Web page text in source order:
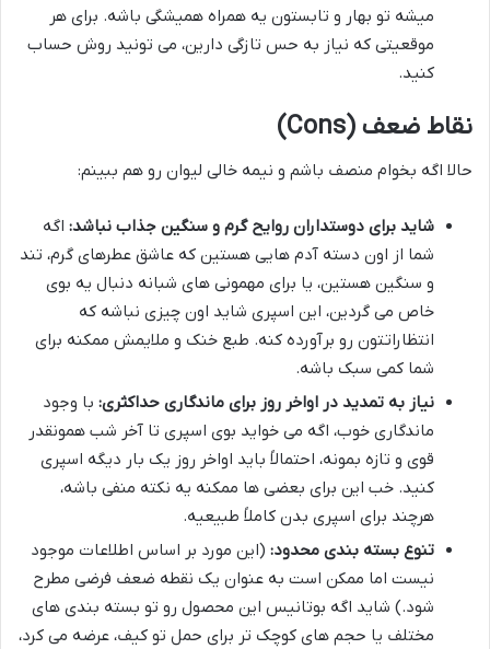
میشه تو بهار و تابستون یه همراه همیشگی باشه. برای هر
موقعیتی که نیاز به حس تازگی دارین، می تونید روش حساب
کنید.
نقاط ضعف (Cons)
حالا اگه بخوام منصف باشم و نیمه خالی لیوان رو هم ببینم:
شاید برای دوستداران روایح گرم و سنگین جذاب نباشد: اگه
شما از اون دسته آدم هایی هستین که عاشق عطرهای گرم، تند
و سنگین هستین، یا برای مهمونی های شبانه دنبال یه بوی
خاص می گردین، این اسپری شاید اون چیزی نباشه که
انتظاراتتون رو برآورده کنه. طبع خنک و ملایمش ممکنه برای
شما کمی سبک باشه.
نیاز به تمدید در اواخر روز برای ماندگاری حداکثری: با وجود
ماندگاری خوب، اگه می خواید بوی اسپری تا آخر شب همونقدر
قوی و تازه بمونه، احتمالاً باید اواخر روز یک بار دیگه اسپری
کنید. خب این برای بعضی ها ممکنه یه نکته منفی باشه،
هرچند برای اسپری بدن کاملاً طبیعیه.
تنوع بسته بندی محدود: (این مورد بر اساس اطلاعات موجود
نیست اما ممکن است به عنوان یک نقطه ضعف فرضی مطرح
شود.) شاید اگه بوتانیس این محصول رو تو بسته بندی های
مختلف یا حجم های کوچک تر برای حمل تو کیف، عرضه می کرد،